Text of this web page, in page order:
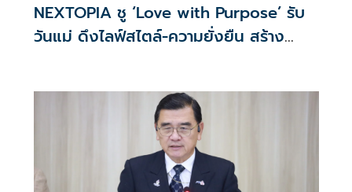
NEXTOPIA ชู ‘Love with Purpose’ รับ
วันแม่ ดึงไลฟ์สไตล์-ความยั่งยืน สร้าง